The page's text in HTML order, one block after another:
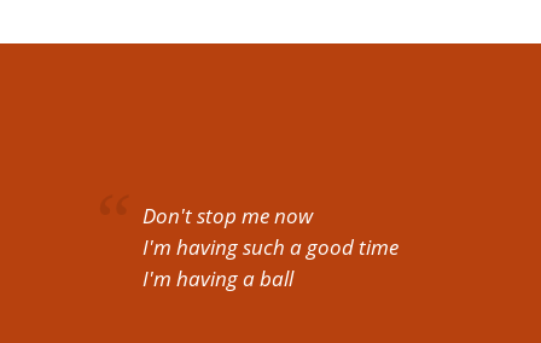
Don't stop me now
I'm having such a good time
I'm having a ball